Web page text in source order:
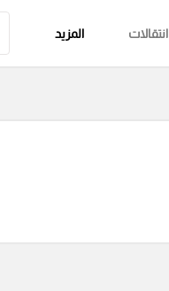
انتقالات المزيد